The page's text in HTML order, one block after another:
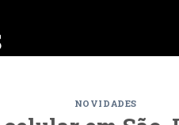
NOVIDADES